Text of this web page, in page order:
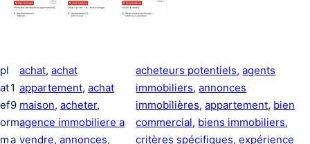
pl
at
ef
or
m
1
9
m
a
achat, achat
appartement, achat
maison, acheter
agence immobiliere a
vendre, annonces
acheteurs potentiels, agents
immobiliers, annonces
immobilières, appartement, bien
commercial, biens immobiliers
critères spécifiques, expérience